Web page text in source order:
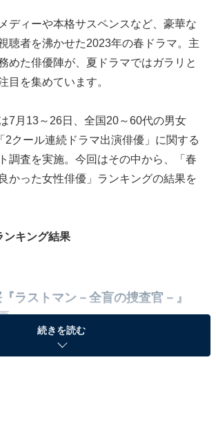
ディーや本格サスペンスなど、豪華な
聴者を沸かせた2023年の春ドラマ。主
めた俳優陣が、夏ドラマではガラリと
目を集めています。
7月13～26日、全国20～60代の男女
2クール連続ドラマ出演俳優」に関する
調査を実施。今回はその中から、「春
かった女性俳優」ランキングの結果を
ンキング結果
ラストマン－全盲の捜査官－』
続きを読む